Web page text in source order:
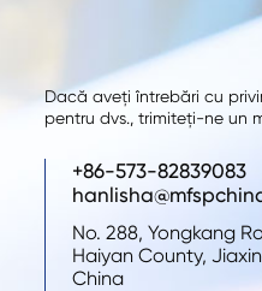
Dacă aveți întrebări cu
pentru dvs., trimiteți-ne un
+86-573-82839083
No. 288, Yongkang
Haiyan County,
China